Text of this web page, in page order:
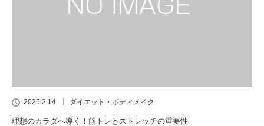
2025.2.14 ダイエット・ボディメイク
理想のカラダへ導く！筋トレとストレッチの重要性